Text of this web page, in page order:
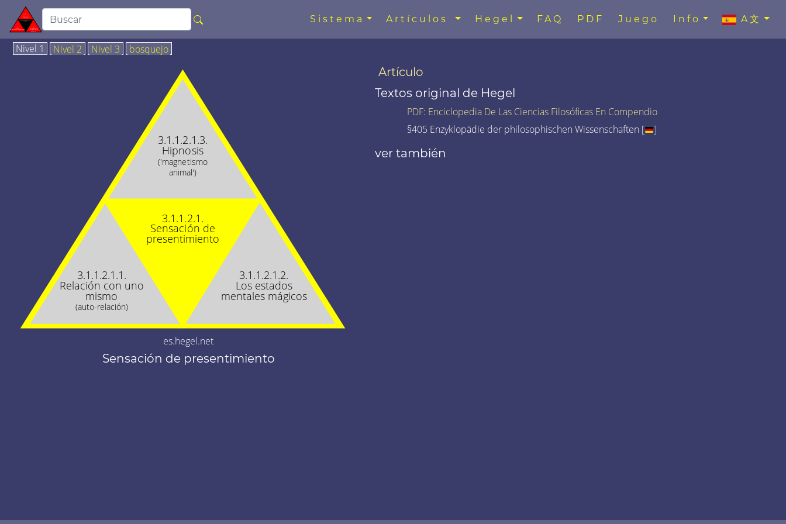
Sistema Artículos Hegel FAQ PDF Juego Info A文
Nivel 1 Nivel 2 Nivel 3 bosquejo
3.1.1.2.1.
Sensación de
presentimiento
3.1.1.2.1.1.
Relación con uno
mismo
(auto-relación)
3.1.1.2.1.2.
Los estados
mentales mágicos
3.1.1.2.1.3.
Hipnosis
('magnetismo
animal')
es.hegel.net
Sensación de presentimiento
Artículo
Textos original de Hegel
PDF: Enciclopedia De Las Ciencias Filosóficas En Compendio
§405 Enzyklopädie der philosophischen Wissenschaften [
]
ver también